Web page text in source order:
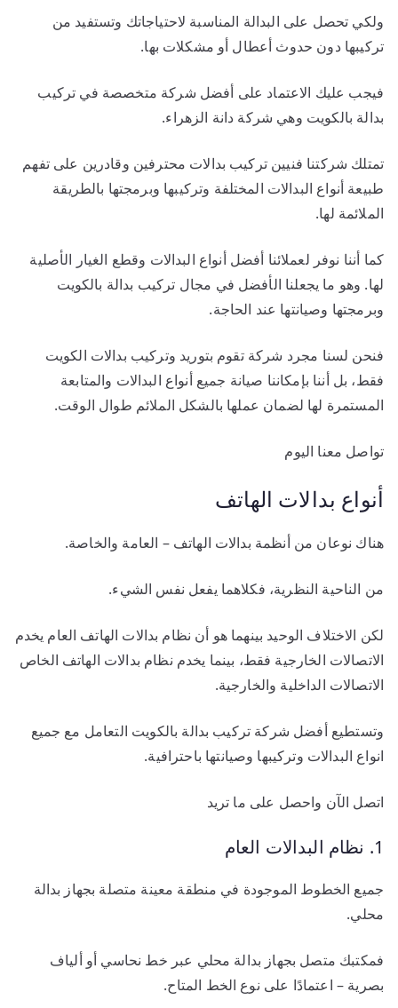
ولكي تحصل على البدالة المناسبة لاحتياجاتك وتستفيد من
تركيبها دون حدوث أعطال أو مشكلات بها.
فيجب عليك الاعتماد على أفضل شركة متخصصة في تركيب
بدالة بالكويت وهي شركة دانة الزهراء.
تمتلك شركتنا فنيين تركيب بدالات محترفين وقادرين على تفهم
طبيعة أنواع البدالات المختلفة وتركيبها وبرمجتها بالطريقة
الملائمة لها.
كما أننا نوفر لعملائنا أفضل أنواع البدالات وقطع الغيار الأصلية
لها. وهو ما يجعلنا الأفضل في مجال تركيب بدالة بالكويت
وبرمجتها وصيانتها عند الحاجة.
فنحن لسنا مجرد شركة تقوم بتوريد وتركيب بدالات الكويت
فقط، بل أننا بإمكاننا صيانة جميع أنواع البدالات والمتابعة
المستمرة لها لضمان عملها بالشكل الملائم طوال الوقت.
تواصل معنا اليوم
أنواع بدالات الهاتف
هناك نوعان من أنظمة بدالات الهاتف – العامة والخاصة.
من الناحية النظرية، فكلاهما يفعل نفس الشيء.
لكن الاختلاف الوحيد بينهما هو أن نظام بدالات الهاتف العام يخدم
الاتصالات الخارجية فقط، بينما يخدم نظام بدالات الهاتف الخاص
الاتصالات الداخلية والخارجية.
وتستطيع أفضل شركة تركيب بدالة بالكويت التعامل مع جميع
انواع البدالات وتركيبها وصيانتها باحترافية.
اتصل الآن واحصل على ما تريد
1. نظام البدالات العام
جميع الخطوط الموجودة في منطقة معينة متصلة بجهاز بدالة
محلي.
فمكتبك متصل بجهاز بدالة محلي عبر خط نحاسي أو ألياف
بصرية – اعتمادًا على نوع الخط المتاح.